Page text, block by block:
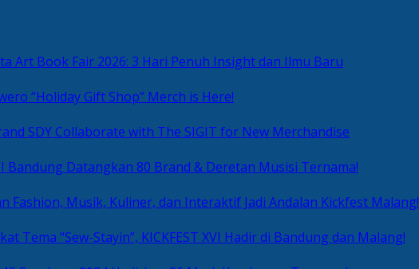
Art Book Fair 2026: 3 Hari Penuh Insight dan Ilmu Baru
“Holiday Gift Shop” Merch is Here!
SDY Collaborate with The SIGIT for New Merchandise
Bandung Datangkan 80 Brand & Deretan Musisi Ternama!
Fashion, Musik, Kuliner, dan Interaktif Jadi Andalan Kickfest Malang!
Tema “Sew-Stayin”, KICKFEST XVI Hadir di Bandung dan Malang!